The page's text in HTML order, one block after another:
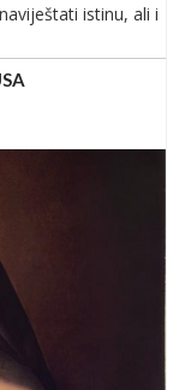
istinu, ali i